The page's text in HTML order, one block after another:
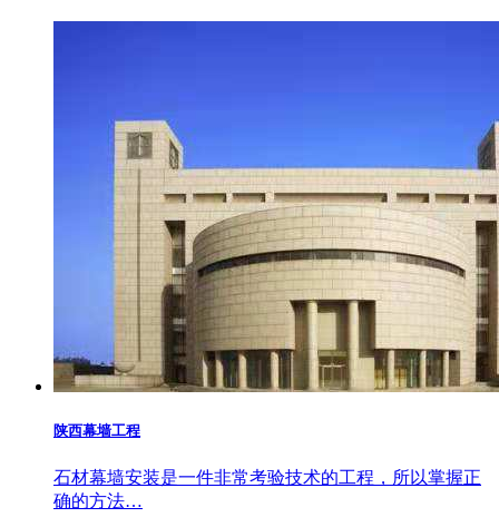
陕西幕墙工程
石材幕墙安装是一件非常考验技术的工程，所以掌握正
确的方法…